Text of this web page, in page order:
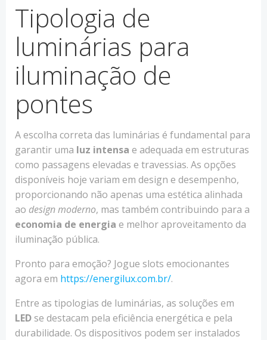
Tipologia de
luminárias para
iluminação de
pontes
A escolha correta das luminárias é fundamental para
garantir uma luz intensa e adequada em estruturas
como passagens elevadas e travessias. As opções
disponíveis hoje variam em design e desempenho,
proporcionando não apenas uma estética alinhada
ao design moderno, mas também contribuindo para a
economia de energia e melhor aproveitamento da
iluminação pública.
Pronto para emoção? Jogue slots emocionantes
agora em https://energilux.com.br/.
Entre as tipologias de luminárias, as soluções em
LED se destacam pela eficiência energética e pela
durabilidade. Os dispositivos podem ser instalados